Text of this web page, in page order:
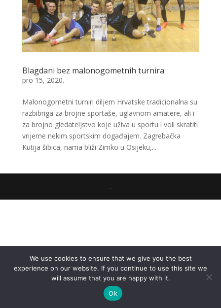
Blagdani bez malonogometnih turnira
pro 15, 2020.
Malonogometni turniri diljem Hrvatske tradicionalna su
razbibriga za brojne sportaše, uglavnom amatere, ali i
za brojno gledateljstvo koje uživa u sportu i voli skratiti
vrijeme nekim sportskim događajem. Zagrebačka
Kutija šibica, nama bliži Zimko u Osijeku,...
.
We use cookies to ensure that we give you the best
experience on our website. If you continue to use this site we
will assume that you are happy with it.
Ok